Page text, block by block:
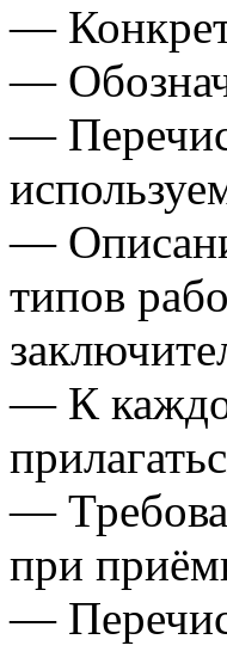
—
—
—
—
типов
— К
—
при
—